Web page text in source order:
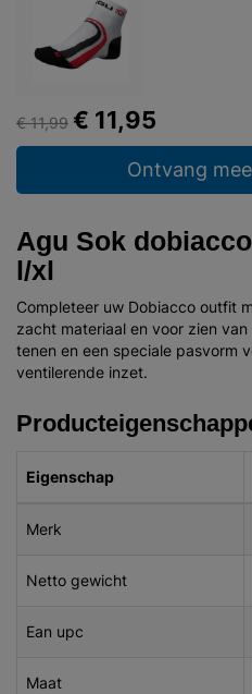
€ 11,99 € 11,95
Ontvang
Agu Sok
l/xl
Completeer uw Dobiacco outfit
zacht materiaal en voor zien
tenen en een speciale pasvorm
ventilerende inzet.
Eigenschap
Merk
Netto gewicht
Ean upc
Maat